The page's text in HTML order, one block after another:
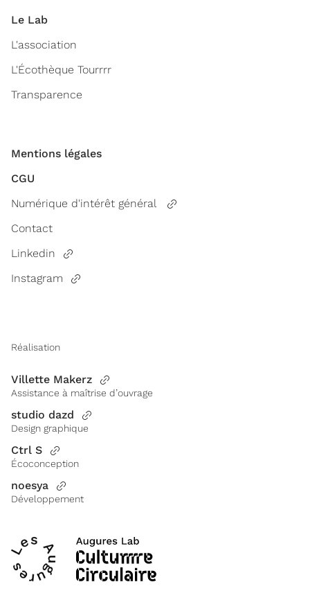
Le Lab
L'association
L'Écothèque Tourrrr
Transparence
Mentions légales
CGU
Numérique d'intérêt général
Contact
Linkedin
Instagram
Réalisation
Villette Makerz
Assistance à maîtrise d’ouvrage
studio dazd
Design graphique
Ctrl S
Écoconception
noesya
Développement